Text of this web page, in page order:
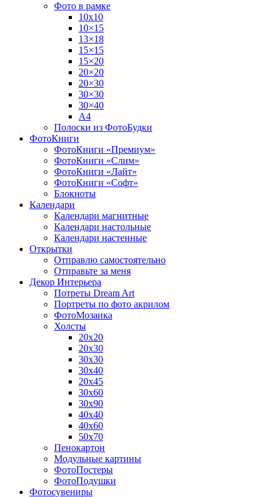
Фото в рамке
10х10
10×15
13×18
15×15
15×20
20×20
20×30
30×30
30×40
A4
Полоски из ФотоБудки
ФотоКниги
ФотоКниги «Премиум»
ФотоКниги «Слим»
ФотоКниги «Лайт»
ФотоКниги «Софт»
Блокноты
Календари
Календари магнитные
Календари настольные
Календари настенные
Открытки
Отправлю самостоятельно
Отправьте за меня
Декор Интерьера
Потреты Dream Art
Портреты по фото акрилом
ФотоМозаика
Холсты
20х20
20х30
30х30
30х40
20х45
30х60
30х90
40х40
40х60
50х70
Пенокартон
Модульные картины
ФотоПостеры
ФотоПодушки
Фотоcувениры